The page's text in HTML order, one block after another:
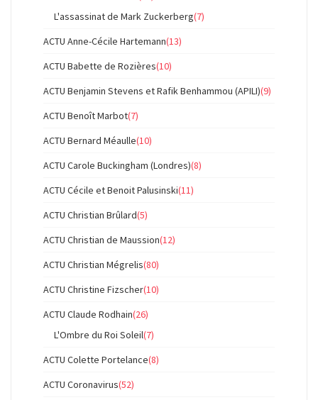
L'assassinat de Mark Zuckerberg(7)
ACTU Anne-Cécile Hartemann(13)
ACTU Babette de Rozières(10)
ACTU Benjamin Stevens et Rafik Benhammou (APILI)(9)
ACTU Benoît Marbot(7)
ACTU Bernard Méaulle(10)
ACTU Carole Buckingham (Londres)(8)
ACTU Cécile et Benoit Palusinski(11)
ACTU Christian Brûlard(5)
ACTU Christian de Maussion(12)
ACTU Christian Mégrelis(80)
ACTU Christine Fizscher(10)
ACTU Claude Rodhain(26)
L'Ombre du Roi Soleil(7)
ACTU Colette Portelance(8)
ACTU Coronavirus(52)